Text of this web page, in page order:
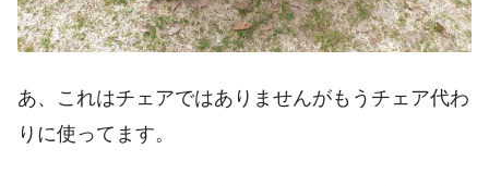
あ、これはチェアではありませんがもうチェア代わ
りに使ってます。